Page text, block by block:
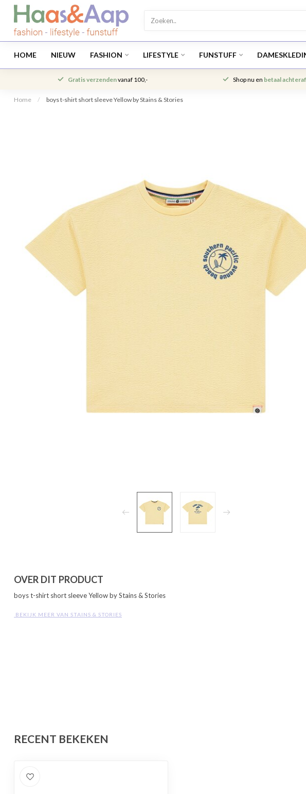
HOME NIEUW FASHION LIFESTYLE FUNSTUFF
Gratis verzendenvanaf 100,- Shop nu en betaal
Home / boys t-shirt short sleeve Yellow by Stains & Stories
OVER DIT PRODUCT
boys t-shirt short sleeve Yellow by Stains & Stories
BEKIJK MEER VAN STAINS & STORIES
RECENT BEKEKEN